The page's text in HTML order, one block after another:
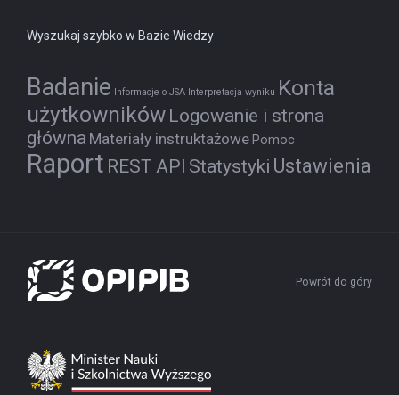
Wyszukaj szybko w Bazie Wiedzy
Badanie Informacje o JSA Interpretacja wyniku Konta
użytkowników Logowanie i strona
główna Materiały instruktażowe Pomoc
Raport REST API Statystyki Ustawienia
Powrót do góry